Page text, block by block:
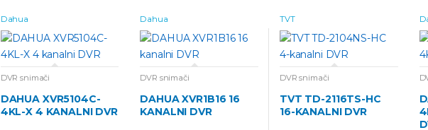
Dahua
DVR snimači
DAHUA XVR5104C-
4KL-X 4 KANALNI DVR
Dahua
DVR snimači
DAHUA XVR1B16 16
KANALNI DVR
TVT
DVR snimači
TVT TD-2116TS-HC
16-KANALNI DVR